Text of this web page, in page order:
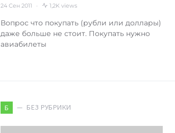
24 Сен 2011 1,2K views
Вопрос что покупать (рубли или доллары)
даже больше не стоит. Покупать нужно
авиабилеты
Б БЕЗ РУБРИКИ